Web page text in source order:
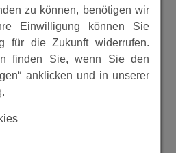
zu können, benötigen wir
Einwilligung können Sie
für die Zukunft widerrufen.
finden Sie, wenn Sie den
anklicken und in unserer
.